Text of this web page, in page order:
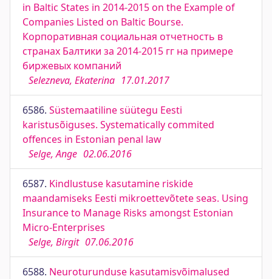
in Baltic States in 2014-2015 on the Example of
Companies Listed on Baltic Bourse.
Корпоративная социальная отчетность в
странах Балтики за 2014-2015 гг на примере
биржевых компаний
Selezneva, Ekaterina 17.01.2017
6586. Süstemaatiline süütegu Eesti
karistusõiguses. Systematically commited
offences in Estonian penal law
Selge, Ange 02.06.2016
6587. Kindlustuse kasutamine riskide
maandamiseks Eesti mikroettevõtete seas. Using
Insurance to Manage Risks amongst Estonian
Micro-Enterprises
Selge, Birgit 07.06.2016
6588. Neuroturunduse kasutamisvõimalused